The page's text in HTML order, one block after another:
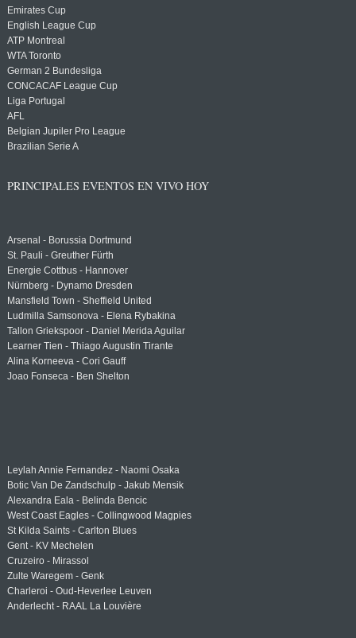
Emirates Cup
English League Cup
ATP Montreal
WTA Toronto
German 2 Bundesliga
CONCACAF League Cup
Liga Portugal
AFL
Belgian Jupiler Pro League
Brazilian Serie A
PRINCIPALES EVENTOS EN VIVO HOY
Arsenal - Borussia Dortmund
St. Pauli - Greuther Fürth
Energie Cottbus - Hannover
Nürnberg - Dynamo Dresden
Mansfield Town - Sheffield United
Ludmilla Samsonova - Elena Rybakina
Tallon Griekspoor - Daniel Merida Aguilar
Learner Tien - Thiago Augustin Tirante
Alina Korneeva - Cori Gauff
Joao Fonseca - Ben Shelton
Leylah Annie Fernandez - Naomi Osaka
Botic Van De Zandschulp - Jakub Mensik
Alexandra Eala - Belinda Bencic
West Coast Eagles - Collingwood Magpies
St Kilda Saints - Carlton Blues
Gent - KV Mechelen
Cruzeiro - Mirassol
Zulte Waregem - Genk
Charleroi - Oud-Heverlee Leuven
Anderlecht - RAAL La Louvière